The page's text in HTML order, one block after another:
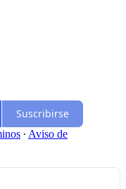
Suscribirse
∙ Aviso de